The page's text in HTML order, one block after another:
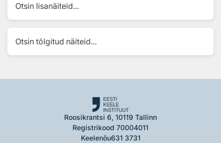
Otsin lisanäiteid...
Otsin tõlgitud näiteid...
Roosikrantsi 6, 10119 Tallinn
Registrikood 70004011
Keelenõu631 3731